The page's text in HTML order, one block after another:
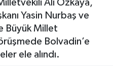
Ali Özkaya,
Yasin Nurbaş ve
Büyük Millet
Bolvadin’e
ele alındı.